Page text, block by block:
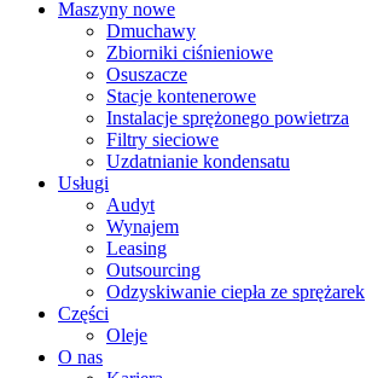
Maszyny nowe
Dmuchawy
Zbiorniki ciśnieniowe
Osuszacze
Stacje kontenerowe
Instalacje sprężonego powietrza
Filtry sieciowe
Uzdatnianie kondensatu
Usługi
Audyt
Wynajem
Leasing
Outsourcing
Odzyskiwanie ciepła ze sprężarek
Części
Oleje
O nas